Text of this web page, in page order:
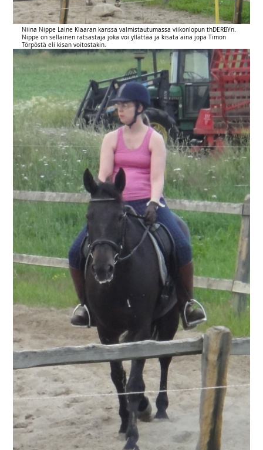
Niina Nippe Laine Klaaran kanssa valmistautumassa viikonlopun thDERBYn.
Nippe on sellainen ratsastaja joka voi yllättää ja kisata aina jopa Timon
Törpöstä eli kisan voitostakin.